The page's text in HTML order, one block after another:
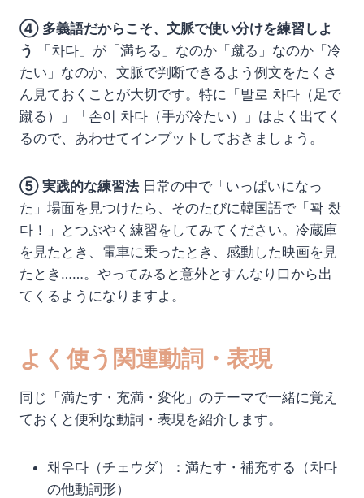
④ 多義語だからこそ、文脈で使い分けを練習しよ
う
「차다」が「満ちる」なのか「蹴る」なのか「冷
たい」なのか、文脈で判断できるよう例文をたくさ
ん見ておくことが大切です。特に「발로 차다（足で
蹴る）」「손이 차다（手が冷たい）」はよく出てく
るので、あわせてインプットしておきましょう。
⑤ 実践的な練習法 日常の中で「いっぱいになっ
た」場面を見つけたら、そのたびに韓国語で「꽉 찼
다！」とつぶやく練習をしてみてください。冷蔵庫
を見たとき、電車に乗ったとき、感動した映画を見
たとき……。やってみると意外とすんなり口から出
てくるようになりますよ。
よく使う関連動詞・表現
同じ「満たす・充満・変化」のテーマで一緒に覚え
ておくと便利な動詞・表現を紹介します。
채우다（チェウダ）：満たす・補充する（차다
の他動詞形）